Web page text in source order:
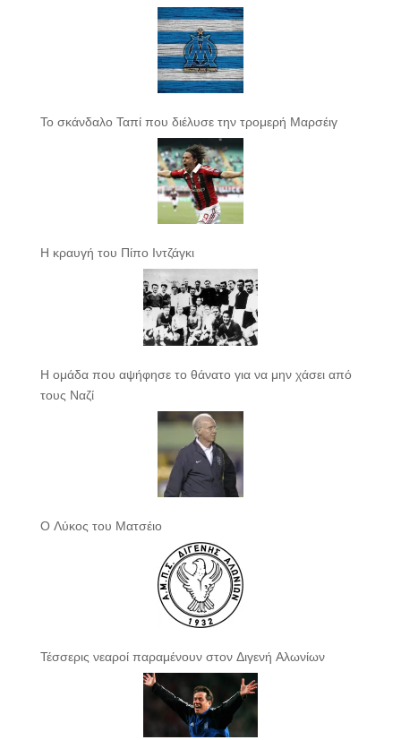
Το σκάνδαλο Ταπί που διέλυσε την τρομερή Μαρσέιγ
Η κραυγή του Πίπο Ιντζάγκι
Η ομάδα που αψήφησε το θάνατο για να μην χάσει από
τους Ναζί
Ο Λύκος του Ματσέιο
Τέσσερις νεαροί παραμένουν στον Διγενή Αλωνίων